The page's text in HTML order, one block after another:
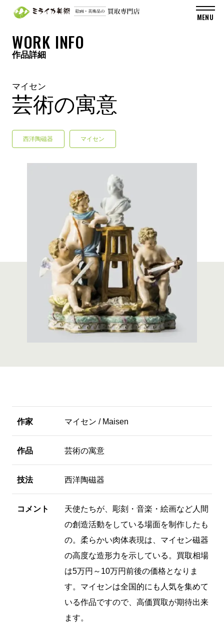
WORK INFO
作品詳細
マイセン
芸術の寓意
西洋陶磁器 マイセン
作家 マイセン / Maisen
作品 芸術の寓意
技法 西洋陶磁器
コメント
天使たちが、彫刻・音楽・絵画など人間
の創造活動をしている場面を制作したも
の。柔らかい肉体表現は、マイセン磁器
の高度な造形力を示している。買取相場
は5万円～10万円前後の価格となりま
す。マイセンは全国的にも人気を集めて
いる作品ですので、高価買取が期待出来
ます。